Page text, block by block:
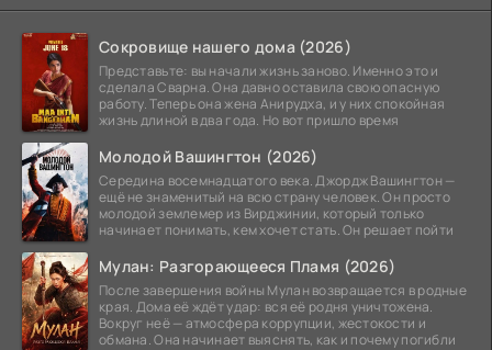
Сокровище нашего дома (2026)
Представьте: вы начали жизнь заново. Именно это и
сделала Сварна. Она давно оставила свою опасную
работу. Теперь она жена Анирудха, и у них спокойная
жизнь длиной в два года. Но вот пришло время
Молодой Вашингтон (2026)
Середина восемнадцатого века. Джордж Вашингтон —
ещё не знаменитый на всю страну человек. Он просто
молодой землемер из Вирджинии, который только
начинает понимать, кем хочет стать. Он решает пойти
Мулан: Разгорающееся Пламя (2026)
После завершения войны Мулан возвращается в родные
края. Дома её ждёт удар: вся её родня уничтожена.
Вокруг неё — атмосфера коррупции, жестокости и
обмана. Она начинает выяснять, как и почему погибли